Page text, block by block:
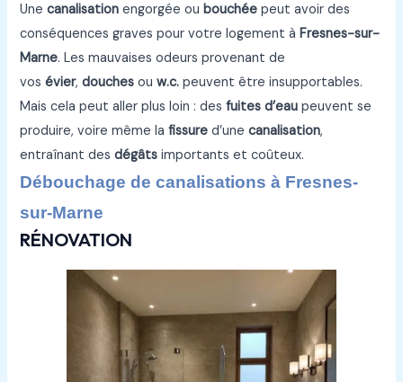
Unecanalisation engorgée oubouchée peut avoir des
conséquences graves pour votre logement àFresnes-sur-
Marne. Les mauvaises odeurs provenant de
vosévier,douches ouw.c. peuvent être insupportables.
Mais cela peut aller plus loin : desfuites d’eau peuvent se
produire, voire même lafissure d’unecanalisation,
entraînant desdégâts importants et coûteux.
Débouchage de canalisations à Fresnes-
sur-Marne
RÉNOVATION